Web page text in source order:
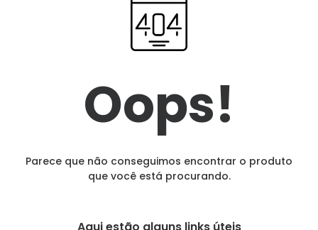
Oops!
Parece que não conseguimos encontrar o produto
que você está procurando.
Aqui estão alguns links úteis